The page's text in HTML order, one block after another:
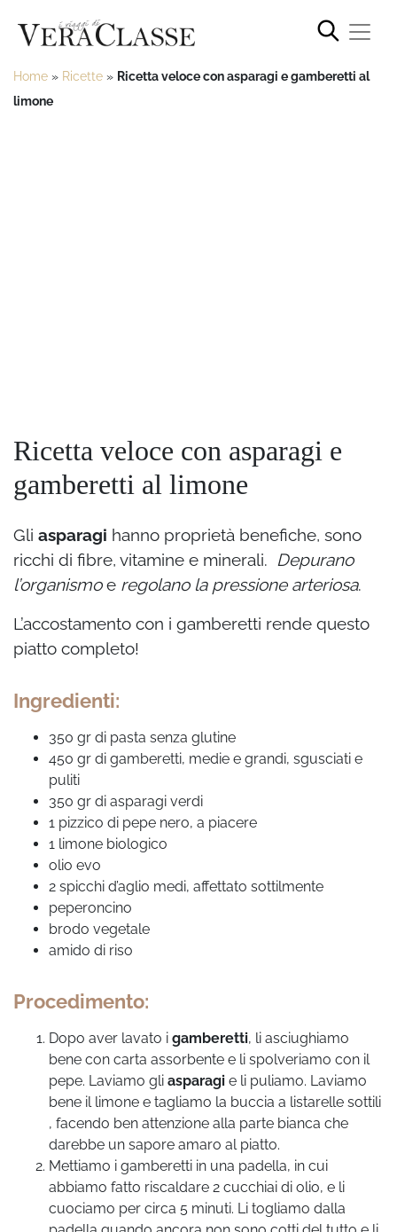
Home » Ricette » Ricetta veloce con asparagi e gamberetti al
limone
Ricetta veloce con asparagi e
gamberetti al limone
Gli asparagi hanno proprietà benefiche, sono
ricchi di fibre, vitamine e minerali. Depurano
l’organismoe regolano la pressione arteriosa.
L’accostamento con i gamberetti rende questo
piatto completo!
Ingredienti:
350 gr di pasta senza glutine
450 gr di gamberetti, medie e grandi, sgusciati e
puliti
350 gr di asparagi verdi
1 pizzico di pepe nero, a piacere
1 limone biologico
olio evo
2 spicchi d’aglio medi, affettato sottilmente
peperoncino
brodo vegetale
amido di riso
Procedimento:
Dopo aver lavato i gamberetti, li asciughiamo
bene con carta assorbente e li spolveriamo con il
pepe. Laviamo gli asparagi e li puliamo. Laviamo
bene il limone e tagliamo la buccia a listarelle sottili
, facendo ben attenzione alla parte bianca che
darebbe un sapore amaro al piatto.
Mettiamo i gamberetti in una padella, in cui
abbiamo fatto riscaldare 2 cucchiai di olio, e li
cuociamo per circa 5 minuti. Li togliamo dalla